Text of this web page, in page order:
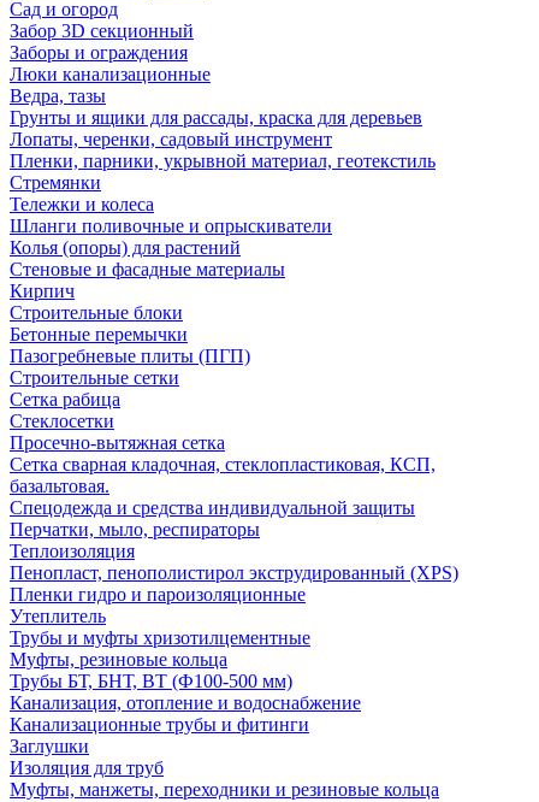
Сад и огород
Забор 3D секционный
Заборы и ограждения
Люки канализационные
Ведра, тазы
Грунты и ящики для рассады, краска для деревьев
Лопаты, черенки, садовый инструмент
Пленки, парники, укрывной материал, геотекстиль
Стремянки
Тележки и колеса
Шланги поливочные и опрыскиватели
Колья (опоры) для растений
Стеновые и фасадные материалы
Кирпич
Строительные блоки
Бетонные перемычки
Пазогребневые плиты (ПГП)
Строительные сетки
Сетка рабица
Стеклосетки
Просечно-вытяжная сетка
Сетка сварная кладочная, стеклопластиковая, КСП,
базальтовая.
Спецодежда и средства индивидуальной защиты
Перчатки, мыло, респираторы
Теплоизоляция
Пенопласт, пенополистирол экструдированный (XPS)
Пленки гидро и пароизоляционные
Утеплитель
Трубы и муфты хризотилцементные
Муфты, резиновые кольца
Трубы БТ, БНТ, ВТ (Ф100-500 мм)
Канализация, отопление и водоснабжение
Канализационные трубы и фитинги
Заглушки
Изоляция для труб
Муфты, манжеты, переходники и резиновые кольца